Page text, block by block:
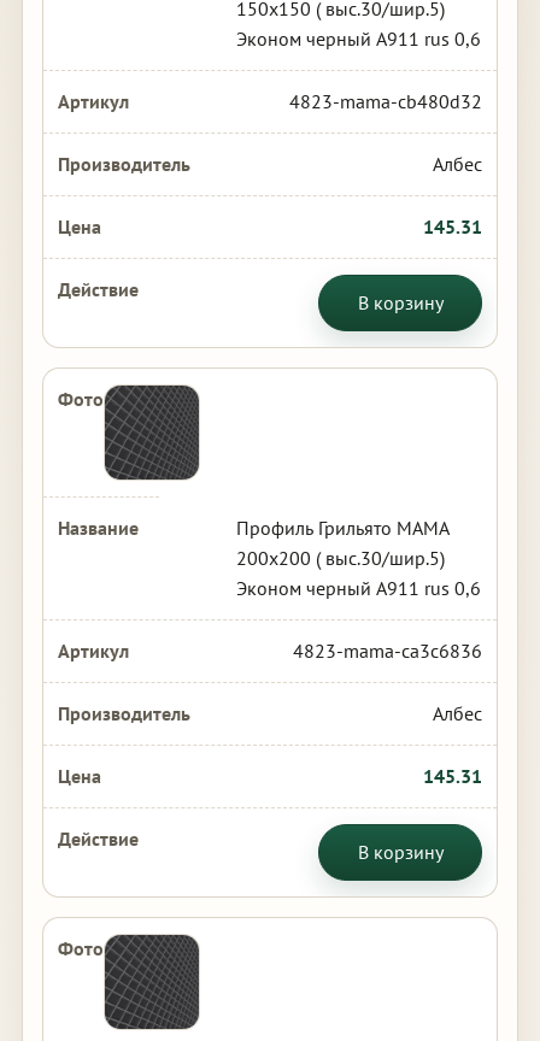
150х150 ( выс.30/шир.5)
Эконом черный А911 rus 0,6
4823-mama-cb480d32
Албес
145.31
В корзину
Профиль Грильято МАМА
200х200 ( выс.30/шир.5)
Эконом черный А911 rus 0,6
4823-mama-ca3c6836
Албес
145.31
В корзину